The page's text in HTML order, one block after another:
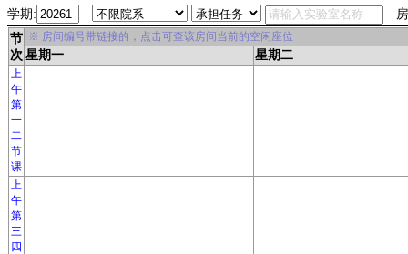
学期: 房
节
次
※ 房间编号带链接的，点击可查该房间当前的空闲座位
星期一 星期二
上
午
第
一
二
节
课
上
午
第
三
四